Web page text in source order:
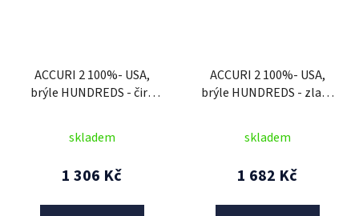
ACCURI 2 100%- USA,
brýle HUNDREDS - čiré
skladem
1 306 Kč
ACCURI 2 100%- USA,
brýle HUNDREDS - zlaté
skladem
1 682 Kč